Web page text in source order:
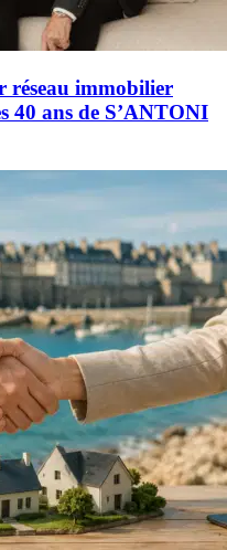
réseau immobilier
40 ans de S’ANTONI